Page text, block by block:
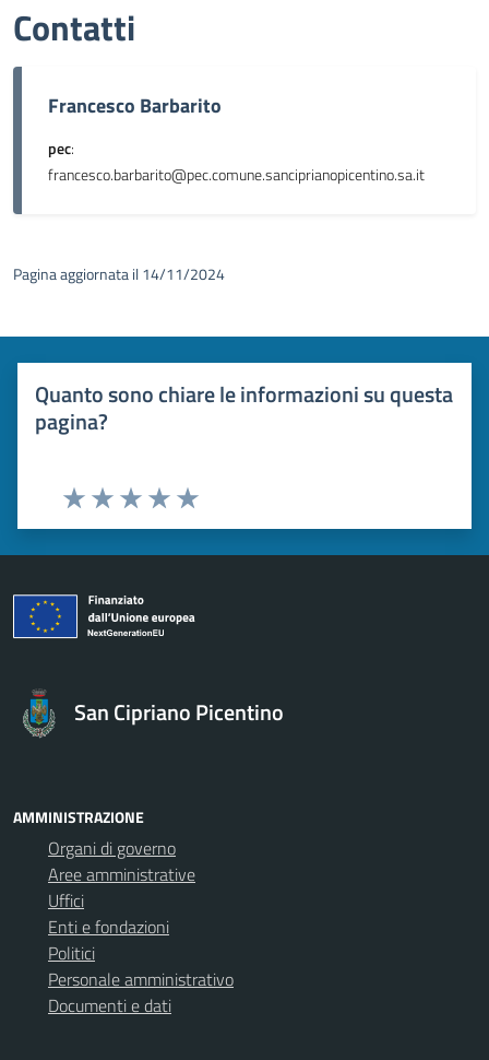
Contatti
Francesco Barbarito
pec:
francesco.barbarito@pec.comune.sanciprianopicentino.sa.it
Pagina aggiornata il 14/11/2024
Quanto sono chiare le informazioni su questa
pagina?
Valuta 5 stelle su 5
Valuta 4 stelle su 5
Valuta 3 stelle su 5
Valuta 2 stelle su 5
Valuta 1 stelle su 5
San Cipriano Picentino
AMMINISTRAZIONE
Organi di governo
Aree amministrative
Uffici
Enti e fondazioni
Politici
Personale amministrativo
Documenti e dati